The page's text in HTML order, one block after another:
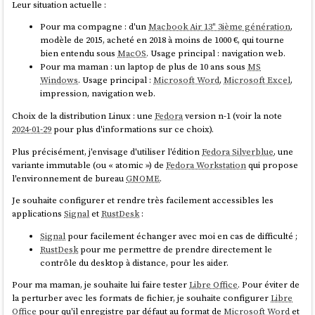
      },
      index: 2,
      time: 1757420956,
      branches: [ 'main' ],
      parents: [
'7ce2ab6f8d29fec0348342d95bfe71899dcb44fa' ]
  }
]
Ensuite, je mise beaucoup sur la puissance du moteur de requête
d'OpenSearchpour récupérer efficacement les données à afficher.
src/routes/[...pathname]/+page.server.jsqui permet
d'afficher le contenu d'un fichier de la branche
Première requête :
	index: 'commits',
	body: {
		query: {
Idée d'amélioration
JaimeraisUnJour créer et implémenter les issues suivantes.
Implémenter une commande pg_back snapshotspour lister
les snapshots sous une forme facilement lisible par un humain.
Actuellement, le retour de la commande ressemble à ceci :
$ pg_back --list-remote s3
foobar/hba_file_2025-04-14T14:58:08Z.out.age
foobar/ident_file_2025-04-14T14:58:08Z.out.age
foobar/ident_file_2025-04-14T14:58:39Z.out.age
foobar/pg_globals_2025-04-14T14:58:08Z.sql.age
foobar/pg_globals_2025-04-14T14:58:39Z.sql.age
foobar/pg_settings_2025-04-
14T14:58:08Z.out.age
foobar/pg_settings_2025-04-
14T14:58:39Z.out.age
foobar/postgres_2025-04-14T14:58:08Z.dump.age
Je ne trouve pas ce rendu agréable à lire. J'aimerais afficher quelque
En 2020, quand j'ai créé
n'avais pas retenu
car celui-ci
était minimaliste et ne
supportait pas encore l'upload
vers de l'Object Storage.
En 2025,pg_backsupporte toutes les fonctionnalités dont j'ai besoin :
all or some databases with globals at once in the format
you want, because a simple call to pg_dumpall only dumps
databases in the plain SQL format.
Behind the scene, pg_back uses pg_dumpall to dump roles
and tablespaces definitions, pg_dump to dump all or
each selected database to a separate file in the custom
format
. ...
Features
...
Choose the format of the dump for each database
Dump databases concurrently
...
Leur situation actuelle :
Pour ma compagne : d'unMacbook Air 13" 3ième génération,
modèle de 2015, acheté en 2018 à moins de 1000 €, qui tourne
bien entendu sousMacOS. Usage principal : navigation web.
Pour ma maman : un laptop de plus de 10 ans sousMS
Windows. Usage principal :Microsoft Word,Microsoft Excel,
impression, navigation web.
Choix de la distribution Linux : uneFedoraversion n-1 (voir la note
2024-01-29 pour plus d'informations sur ce choix).
Plus précisément, j'envisage d'utiliser l'éditionFedora Silverblue, une
variante immutable (ou « atomic ») deFedora Workstationqui propose
l'environnement de bureauGNOME.
Je souhaite configurer et rendre très facilement accessibles les
applicationsSignaletRustDesk:
Signal pour facilement échanger avec moi en cas de difficulté ;
RustDeskpour me permettre de prendre directement le
contrôle du desktop à distance, pour les aider.
Pour ma maman, je souhaite lui faire testerLibre Office. Pour éviter de
la perturber avec les formats de fichier, je souhaite configurerLibre
Office pour qu'il enregistre par défaut au format deMicrosoft Wordet